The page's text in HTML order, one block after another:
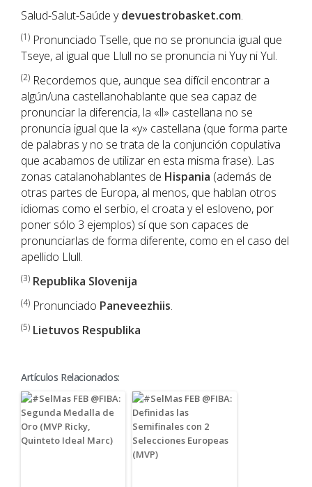
Salud-Salut-Saúde ydevuestrobasket.com.
(1) Pronunciado Tselle, que no se pronuncia igual que
Tseye, al igual que Llull no se pronuncia ni Yuy ni Yul.
(2) Recordemos que, aunque sea difícil encontrar a
algún/una castellanohablante que sea capaz de
pronunciar la diferencia, la «ll» castellana no se
pronuncia igual que la «y» castellana (que forma parte
de palabras y no se trata de la conjunción copulativa
que acabamos de utilizar en esta misma frase). Las
zonas catalanohablantes de Hispania (además de
otras partes de Europa, al menos, que hablan otros
idiomas como el serbio, el croata y el esloveno, por
poner sólo 3 ejemplos) sí que son capaces de
pronunciarlas de forma diferente, como en el caso del
apellido Llull.
(3) Republika Slovenija
(4) Pronunciado Paneveezhiis.
(5) Lietuvos Respublika
Artículos Relacionados: